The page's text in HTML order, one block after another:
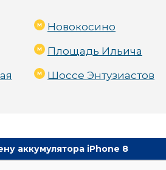
Новокосино
Площадь Ильича
Шоссе Энтузиастов
аккумулятора iPhone 8